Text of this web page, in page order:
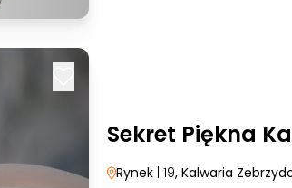
Sekret Piękna
Rynek | 19, Kalwaria